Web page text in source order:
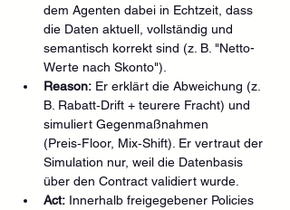
dem Agenten dabei in Echtzeit, dass
die Daten aktuell, vollständig und
semantisch korrekt sind (z. B. "Netto-
Werte nach Skonto").
Reason: Er erklärt die Abweichung (z.
B. Rabatt‑Drift + teurere Fracht) und
simuliert Gegenmaßnahmen
(Preis‑Floor, Mix‑Shift). Er vertraut der
Simulation nur, weil die Datenbasis
über den Contract validiert wurde.
Act: Innerhalb freigegebener Policies